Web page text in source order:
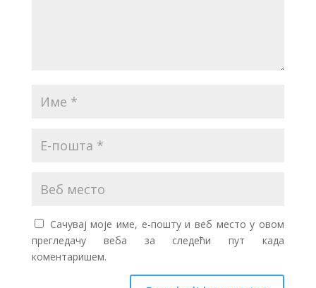
Сачувај моје име, е-пошту и веб место у овом
прегледачу веба за следећи пут када
коментаришем.